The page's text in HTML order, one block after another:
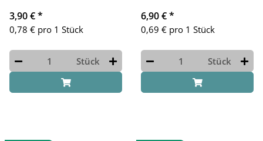
3,90 €*
0,78 € pro 1 Stück
Stück
6,90 €*
0,69 € pro 1 Stück
Stück